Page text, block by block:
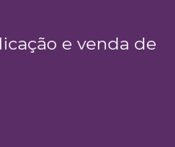
e venda de